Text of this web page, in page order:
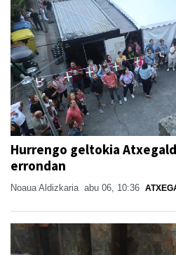
Hurrengo geltokia
errondan
Noaua Aldizkaria abu 06, 10:36